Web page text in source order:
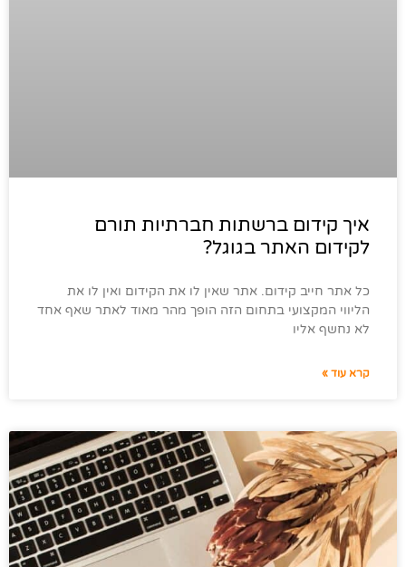
איך קידום ברשתות חברתיות תורם
לקידום האתר בגוגל?
כל אתר חייב קידום. אתר שאין לו את הקידום ואין לו את
הליווי המקצועי בתחום הזה הופך מהר מאוד לאתר שאף אחד
לא נחשף אליו
קרא עוד »